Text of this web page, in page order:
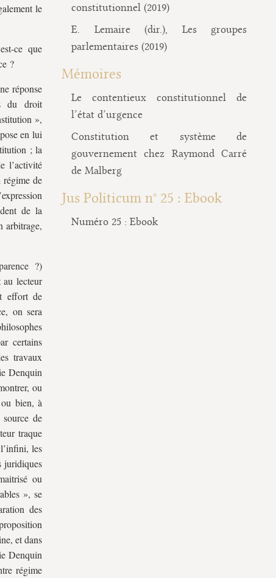
le
ce que
?
réponse
du droit
»,
en lui
; la
l’activité
de
de la
arbitrage,
?)
lecteur
effort de
on sera
certains
travaux
Denquin
ou
bien, à
de
traque
les
juridiques
ou
», se
des
et dans
Denquin
régime
constitutionnel (2019)
E. Lemaire (dir.), Les groupes
parlementaires (2019)
Mémoires
Le contentieux constitutionnel de
l’état d’urgence
Constitution et système de
gouvernement chez Raymond Carré
de Malberg
Jus Politicum n° 25 : Ebook
Numéro 25 : Ebook